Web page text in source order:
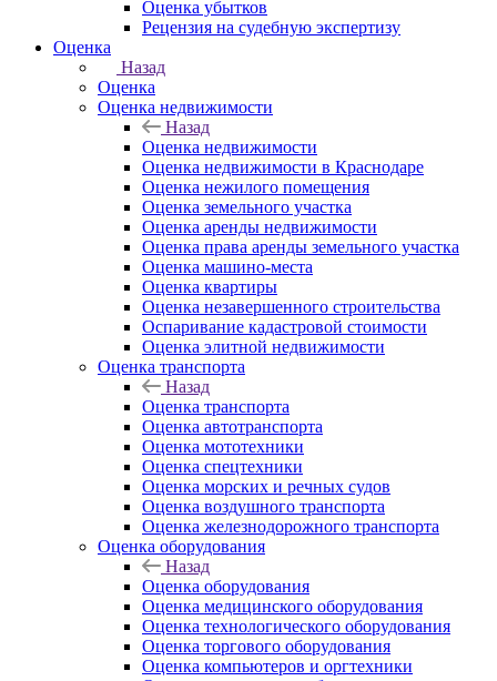
Оценка убытков
Рецензия на судебную экспертизу
Оценка
Назад
Оценка
Оценка недвижимости
Назад
Оценка недвижимости
Оценка недвижимости в Краснодаре
Оценка нежилого помещения
Оценка земельного участка
Оценка аренды недвижимости
Оценка права аренды земельного участка
Оценка машино-места
Оценка квартиры
Оценка незавершенного строительства
Оспаривание кадастровой стоимости
Оценка элитной недвижимости
Оценка транспорта
Назад
Оценка транспорта
Оценка автотранспорта
Оценка мототехники
Оценка спецтехники
Оценка морских и речных судов
Оценка воздушного транспорта
Оценка железнодорожного транспорта
Оценка оборудования
Назад
Оценка оборудования
Оценка медицинского оборудования
Оценка технологического оборудования
Оценка торгового оборудования
Оценка компьютеров и оргтехники